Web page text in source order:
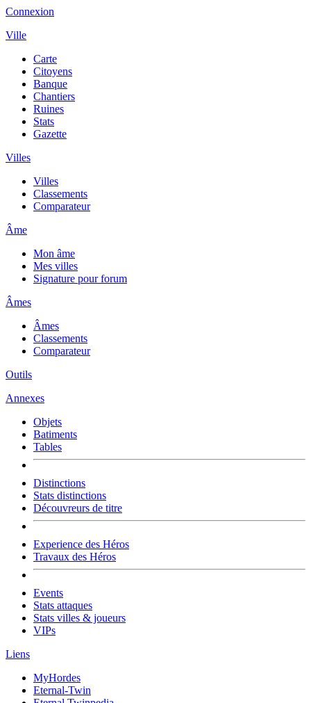
Connexion
Ville
Carte
Citoyens
Banque
Chantiers
Ruines
Stats
Gazette
Villes
Villes
Classements
Comparateur
Âme
Mon âme
Mes villes
Signature pour forum
Âmes
Âmes
Classements
Comparateur
Outils
Annexes
Objets
Batiments
Tables
Distinctions
Stats distinctions
Découvreurs de titre
Experience des Héros
Travaux des Héros
Events
Stats attaques
Stats villes & joueurs
VIPs
Liens
MyHordes
Eternal-Twin